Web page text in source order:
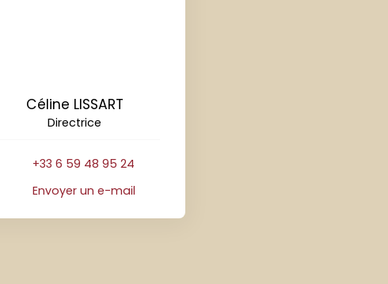
Céline LISSART
Directrice
+33 6 59 48 95 24
Envoyer un e-mail